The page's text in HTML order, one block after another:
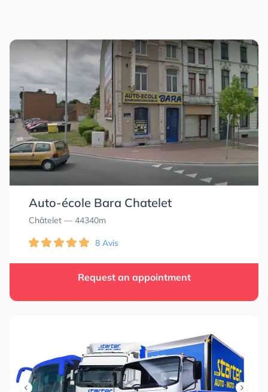
Auto-école Bara Chatelet
Châtelet — 44340m
8 Avis
Request an appointment